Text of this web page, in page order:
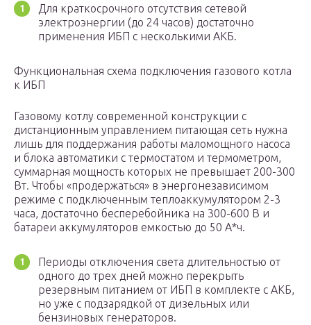
Для краткосрочного отсутствия сетевой
электроэнергии (до 24 часов) достаточно
применения ИБП с несколькими АКБ.
Функциональная схема подключения газового котла
к ИБП
Газовому котлу современной конструкции с
дистанционным управлением питающая сеть нужна
лишь для поддержания работы маломощного насоса
и блока автоматики с термостатом и термометром,
суммарная мощность которых не превышает 200-300
Вт. Чтобы «продержаться» в энергонезависимом
режиме с подключенным теплоаккумулятором 2-3
часа, достаточно бесперебойника на 300-600 В и
батареи аккумуляторов емкостью до 50 А*ч.
Периоды отключения света длительностью от
одного до трех дней можно перекрыть
резервным питанием от ИБП в комплекте с АКБ,
но уже с подзарядкой от дизельных или
бензиновых генераторов.